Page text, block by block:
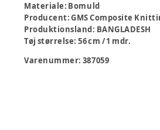
Materiale: Bomuld
Producent:GMS Composite
Produktionsland: BANGLADESH
Tøj størrelse:56 cm / 1 mdr.
Varenummer: 387059